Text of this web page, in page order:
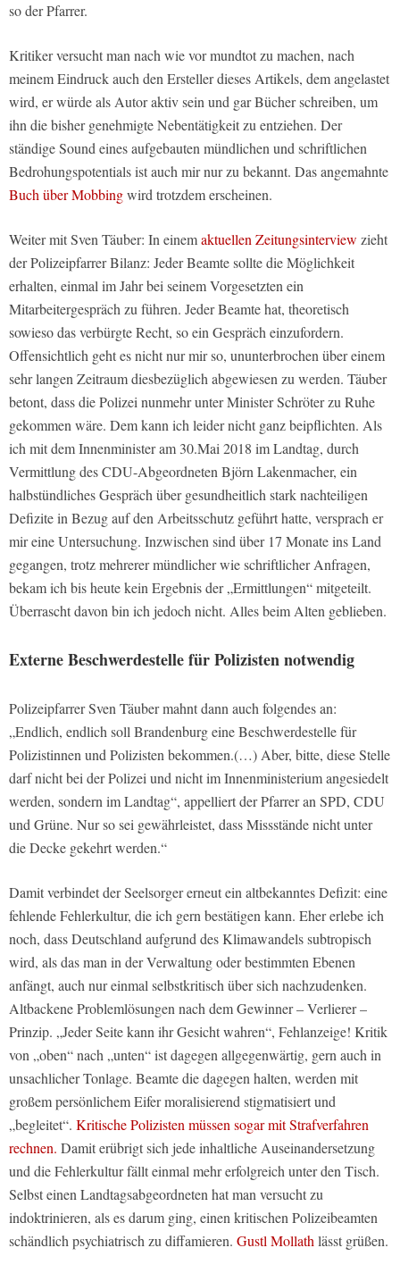
so der Pfarrer.
Kritiker versucht man nach wie vor mundtot zu machen, nach
meinem Eindruck auch den Ersteller dieses Artikels, dem angelastet
wird, er würde als Autor aktiv sein und gar Bücher schreiben, um
ihn die bisher genehmigte Nebentätigkeit zu entziehen. Der
ständige Sound eines aufgebauten mündlichen und schriftlichen
Bedrohungspotentials ist auch mir nur zu bekannt. Das angemahnte
Buch über Mobbingwird trotzdem erscheinen.
Weiter mit Sven Täuber: In einemaktuellen Zeitungsinterview zieht
der Polizeipfarrer Bilanz: Jeder Beamte sollte die Möglichkeit
erhalten, einmal im Jahr bei seinem Vorgesetzten ein
Mitarbeitergespräch zu führen. Jeder Beamte hat, theoretisch
sowieso das verbürgte Recht, so ein Gespräch einzufordern.
Offensichtlich geht es nicht nur mir so, ununterbrochen über einem
sehr langen Zeitraum diesbezüglich abgewiesen zu werden. Täuber
betont, dass die Polizei nunmehr unter Minister Schröter zu Ruhe
gekommen wäre. Dem kann ich leider nicht ganz beipflichten. Als
ich mit dem Innenminister am 30.Mai 2018 im Landtag, durch
Vermittlung des CDU-Abgeordneten Björn Lakenmacher, ein
halbstündliches Gespräch über gesundheitlich stark nachteiligen
Defizite in Bezug auf den Arbeitsschutz geführt hatte, versprach er
mir eine Untersuchung. Inzwischen sind über 17 Monate ins Land
gegangen, trotz mehrerer mündlicher wie schriftlicher Anfragen,
bekam ich bis heute kein Ergebnis der „Ermittlungen“ mitgeteilt.
Überrascht davon bin ich jedoch nicht. Alles beim Alten geblieben.
Externe Beschwerdestelle für Polizisten notwendig
Polizeipfarrer Sven Täuber mahnt dann auch folgendes an:
„Endlich, endlich soll Brandenburg eine Beschwerdestelle für
Polizistinnen und Polizisten bekommen.(…) Aber, bitte, diese Stelle
darf nicht bei der Polizei und nicht im Innenministerium angesiedelt
werden, sondern im Landtag“, appelliert der Pfarrer an SPD, CDU
und Grüne. Nur so sei gewährleistet, dass Missstände nicht unter
die Decke gekehrt werden.“
Damit verbindet der Seelsorger erneut ein altbekanntes Defizit: eine
fehlende Fehlerkultur, die ich gern bestätigen kann. Eher erlebe ich
noch, dass Deutschland aufgrund des Klimawandels subtropisch
wird, als das man in der Verwaltung oder bestimmten Ebenen
anfängt, auch nur einmal selbstkritisch über sich nachzudenken.
Altbackene Problemlösungen nach dem Gewinner – Verlierer –
Prinzip. „Jeder Seite kann ihr Gesicht wahren“, Fehlanzeige! Kritik
von „oben“ nach „unten“ ist dagegen allgegenwärtig, gern auch in
unsachlicher Tonlage. Beamte die dagegen halten, werden mit
großem persönlichem Eifer moralisierend stigmatisiert und
„begleitet“. Kritische Polizisten müssen sogar mit Strafverfahren
rechnen. Damit erübrigt sich jede inhaltliche Auseinandersetzung
und die Fehlerkultur fällt einmal mehr erfolgreich unter den Tisch.
Selbst einen Landtagsabgeordneten hat man versucht zu
indoktrinieren, als es darum ging, einen kritischen Polizeibeamten
schändlich psychiatrisch zu diffamieren. Gustl Mollathlässt grüßen.